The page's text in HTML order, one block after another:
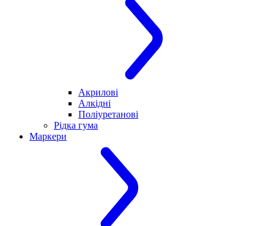
Акрилові
Алкідні
Поліуретанові
Рідка гума
Маркери